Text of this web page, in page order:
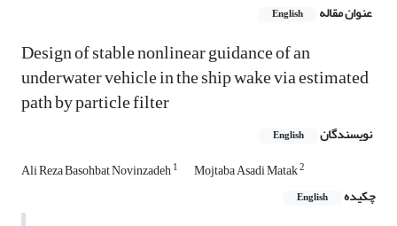
عنوان مقاله English
Design of stable nonlinear guidance of an
underwater vehicle in the ship wake via estimated
path by particle filter
نویسندگان English
Ali Reza Basohbat Novinzadeh1 Mojtaba Asadi Matak2
چکیده English